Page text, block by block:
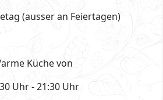
(ausser an Feiertagen)
Küche von
Uhr - 21:30 Uhr